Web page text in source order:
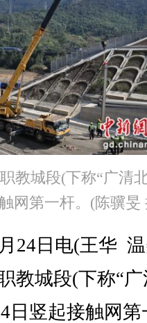
教城段(下称“广清
网第一杆。(陈骥旻
日电(王华 温
教城段(下称“
日竖起接触网